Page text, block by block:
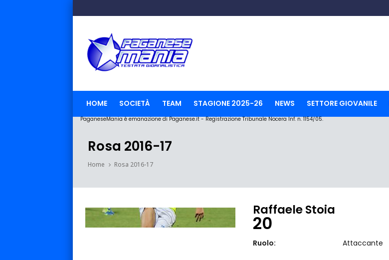
HOME SOCIETÀ TEAM STAGIONE 2025-26 NEWS SETTORE GIOVANILE
PaganeseMania è emanazione di Paganese.it - Registrazione Tribunale Nocera Inf. n. 1154/05.
Rosa 2016-17
Home Rosa 2016-17
Raffaele Stoia
20
Ruolo: Attaccante